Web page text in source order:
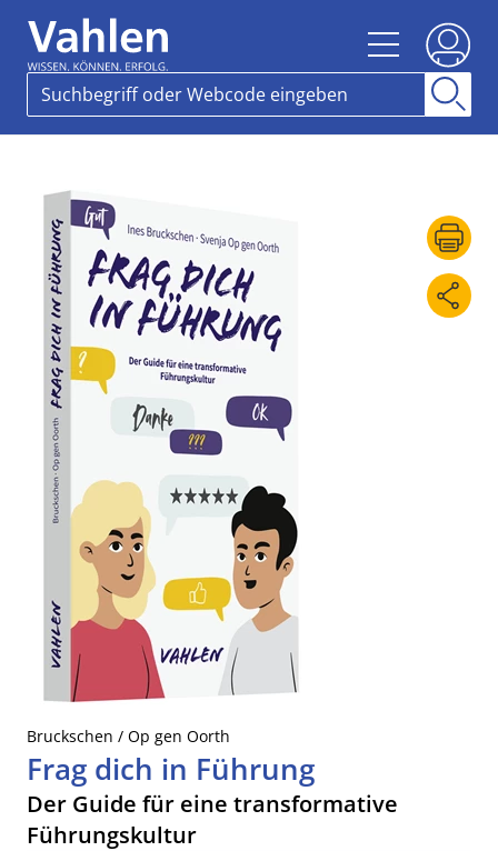
Bruckschen / Op gen Oorth
Frag dich in Führung
Der Guide für eine transformative
Führungskultur